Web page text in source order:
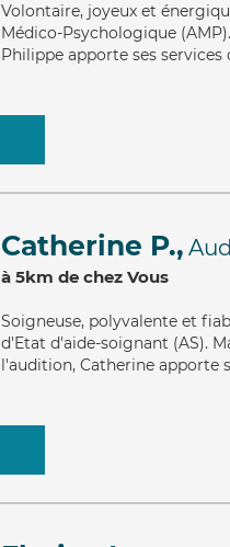
Volontaire, joyeux et
Médico-Psychologique
Philippe apporte ses
Catherine P.,
à 5km de chez Vous
Soigneuse, polyvalente et
d'Etat d'aide-soignant (AS).
l'audition, Catherine apporte